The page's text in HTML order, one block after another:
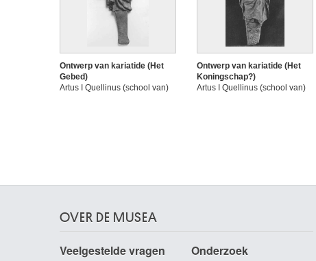
Ontwerp van kariatide (Het
Gebed)
Artus I Quellinus (school van)
Ontwerp van kariatide (Het
Koningschap?)
Artus I Quellinus (school van)
OVER DE MUSEA
Veelgestelde vragen
Onderzoek